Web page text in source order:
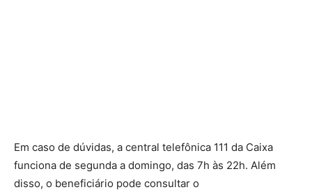
Em caso de dúvidas, a central telefônica 111 da Caixa
funciona de segunda a domingo, das 7h às 22h. Além
disso, o beneficiário pode consultar o